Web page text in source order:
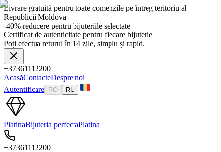
Livrare gratuită pentru toate comenzile pe întreg teritoriu al
Republicii Moldova
-40% reducere pentru bijuteriile selectate
Certificat de autenticitate pentru fiecare bijuterie
Poți efectua returul în 14 zile, simplu și rapid.
+37361112200
AcasăContacteDespre noi
Autentificare
RO RU
PlatinaBijuteria perfectaPlatina
+37361112200